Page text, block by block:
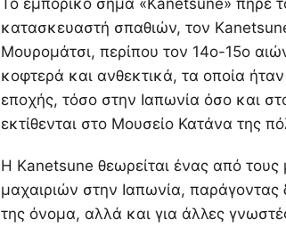
Το εμπορικό σήμα «Kanetsune» πήρε
κατασκευαστή σπαθιών, τον
Μουρομάτσι, περίπου τον 14ο-15ο
κοφτερά και ανθεκτικά, τα οποία
εποχής, τόσο στην Ιαπωνία όσο και
εκτίθενται στο Μουσείο Κατάνα της
Η Kanetsune θεωρείται ένας από
μαχαιριών στην Ιαπωνία, παράγοντας
της όνομα, αλλά και για άλλες